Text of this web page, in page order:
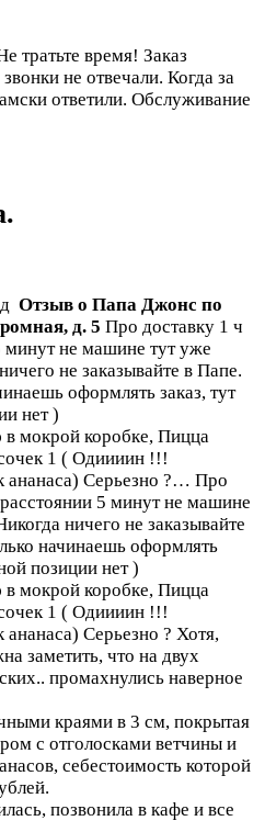
тратьте время! Заказ
не отвечали. Когда за
ответили. Обслуживание
Отзыв о Папа Джонс по
д. 5 Про доставку 1 ч
минут не машине тут уже
не заказывайте в Папе.
оформлять заказ, тут
нет )
мокрой коробке, Пицца
1 ( Одиииин !!!
ананаса) Серьезно ?… Про
5 минут не машине
ничего не заказывайте
начинаешь оформлять
позиции нет )
мокрой коробке, Пицца
1 ( Одиииин !!!
Серьезно ? Хотя,
заметить, что на двух
промахнулись наверное
краями в 3 см, покрытая
с отголосками ветчины и
себестоимость которой
позвонила в кафе и все